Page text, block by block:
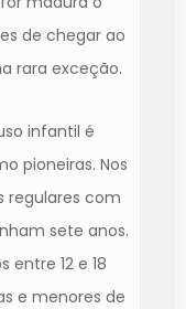
de chegar ao
rara exceção.
infantil é
pioneiras. Nos
regulares com
sete anos.
entre 12 e 18
e menores de